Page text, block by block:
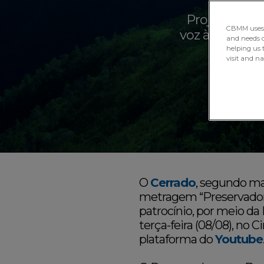
Projeto
voz àqueles
O Cerrado, segundo
metragem
patrocínio, por meio da
terça-feira (08/08), no
plataforma doYoutube.
CBMM
and needs
helping us
visit and